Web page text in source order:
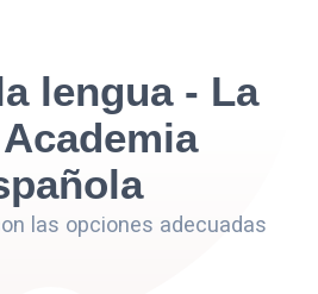
lengua - La
las opciones adecuadas